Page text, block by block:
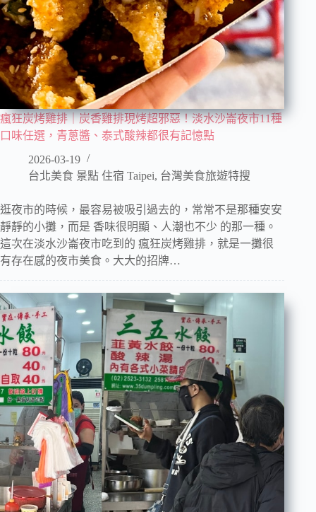
瘋狂炭烤雞排｜炭香雞排現烤超邪惡！淡水沙崙夜市11種
口味任選，青蔥醬、泰式酸辣都很有記憶點
2026-03-19
台北美食 景點 住宿 Taipei, 台灣美食旅遊特搜
逛夜市的時候，最容易被吸引過去的，常常不是那種安安
靜靜的小攤，而是 香味很明顯、人潮也不少 的那一種。
這次在淡水沙崙夜市吃到的 瘋狂炭烤雞排，就是一攤很
有存在感的夜市美食。大大的招牌…